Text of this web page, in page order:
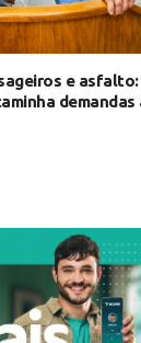
e asfalto:
demandas